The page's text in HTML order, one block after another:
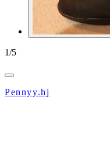
1/5
Pennyy.hj